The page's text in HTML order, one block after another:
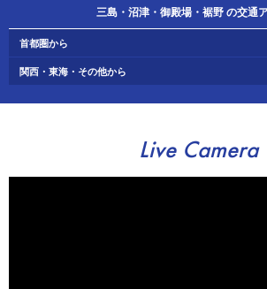
三島・沼津・御殿場・裾野 の交通
首都圏から
関西・東海・その他から
Live Camera